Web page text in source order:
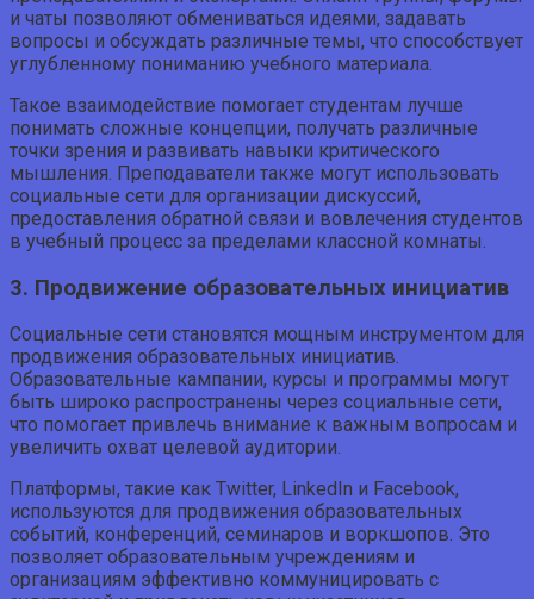
и чаты позволяют обмениваться идеями, задавать
вопросы и обсуждать различные темы, что способствует
углубленному пониманию учебного материала.
Такое взаимодействие помогает студентам лучше
понимать сложные концепции, получать различные
точки зрения и развивать навыки критического
мышления. Преподаватели также могут использовать
социальные сети для организации дискуссий,
предоставления обратной связи и вовлечения студентов
в учебный процесс за пределами классной комнаты.
3. Продвижение образовательных инициатив
Социальные сети становятся мощным инструментом для
продвижения образовательных инициатив.
Образовательные кампании, курсы и программы могут
быть широко распространены через социальные сети,
что помогает привлечь внимание к важным вопросам и
увеличить охват целевой аудитории.
Платформы, такие как Twitter, LinkedIn и Facebook,
используются для продвижения образовательных
событий, конференций, семинаров и воркшопов. Это
позволяет образовательным учреждениям и
организациям эффективно коммуницировать с